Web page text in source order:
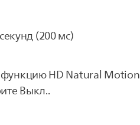
(200 мс)
функцию HD Natural Motion
Выкл..